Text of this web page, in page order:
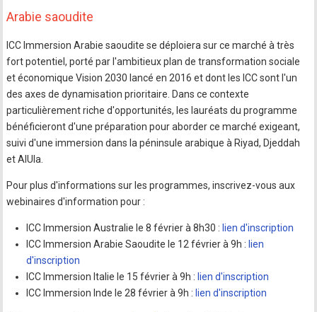
Arabie saoudite
ICC Immersion Arabie saoudite se déploiera sur ce marché à très
fort potentiel, porté par l'ambitieux plan de transformation sociale
et économique Vision 2030 lancé en 2016 et dont les ICC sont l'un
des axes de dynamisation prioritaire. Dans ce contexte
particulièrement riche d'opportunités, les lauréats du programme
bénéficieront d'une préparation pour aborder ce marché exigeant,
suivi d'une immersion dans la péninsule arabique à Riyad, Djeddah
et AlUla.
Pour plus d'informations sur les programmes, inscrivez-vous aux
webinaires d'information pour :
ICC Immersion Australie le 8 février à 8h30 : lien d'inscription
ICC Immersion Arabie Saoudite le 12 février à 9h : lien
d'inscription
ICC Immersion Italie le 15 février à 9h : lien d'inscription
ICC Immersion Inde le 28 février à 9h : lien d'inscription